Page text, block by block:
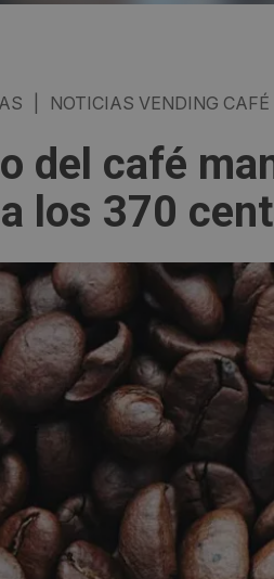
NOTICIAS VENDING CAFÉ
del café
los 370